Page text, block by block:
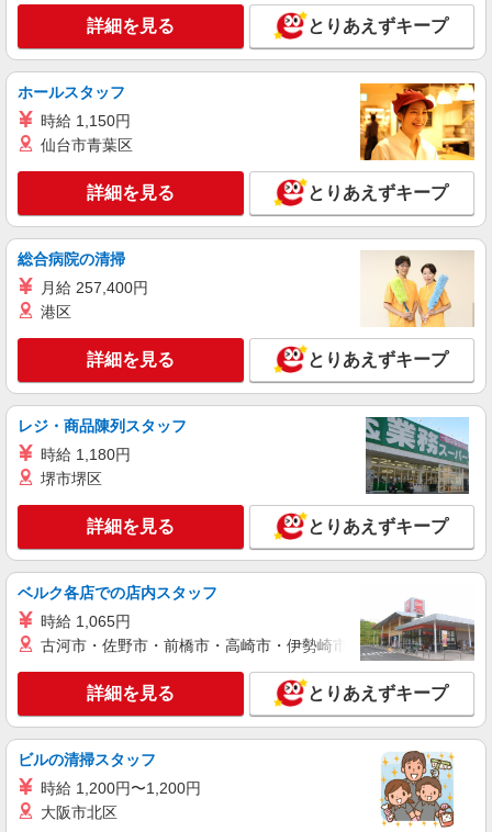
す。(2ヵ月間) ※能力・経験等を十分に考慮の上、
弊社規定により決定いたします。 ※昇給 年1回・
報奨金（店舗の実績により3ヵ月に1回）決算賞与
（会社の業績により1年に1回）あります。
三井アウトレットパーク 滋賀竜王 1F
キープ 詳細を見る
AS KNOW AS OUTLET
正社員：月給240,000円〜 ★アウトレット勤務
手当：一律10,000円含む！ ※交通費別途支給（1
月上限30,000円） ※年齢やキャリアにより考慮い
たします。 ※土日祝日出勤手当1日に付き1000円
（正社員のみ） ※入社後3ヶ月間の試用期間中：
平日時給1,200円／土日祝時給1,400円
滋賀県蒲生郡竜王町大字薬師字砂山1178-694
三井アウトレットパーク 滋賀竜王 2F
キープ 詳細を見る
BANANA REPUBLIC FACTORY STORE
販売スタッフ
アルバイト・パート：時給1,080円〜 ※経験・
滋賀県蒲生郡竜王町大字薬師字砂山1178-694
三井アウトレットパーク 滋賀竜王 3F
キープ 詳細を見る
アルバイト パート
MEN’S BIGI FACTORY OUTLETS
販売スタッフ
アルバイト・パート：時給1,200円以上 ※経
験・能力により優遇します。 ※試用期間（30日
間）：時給1,150円
滋賀県蒲生郡竜王町大字薬師字砂山1178-694
三井アウトレットパーク 滋賀竜王 3F
キープ 詳細を見る
詳細を見る とりあえずキープ
ホールスタッフ
時給 1,150円
仙台市青葉区
詳細を見る とりあえずキープ
総合病院の清掃
月給 257,400円
港区
詳細を見る とりあえずキープ
レジ・商品陳列スタッフ
時給 1,180円
堺市堺区
詳細を見る とりあえずキープ
ベルク各店での店内スタッフ
時給 1,065円
古河市・佐野市・前橋市・高崎市・伊勢崎市・太田市・館林市
詳細を見る とりあえずキープ
ビルの清掃スタッフ
時給 1,200円〜1,200円
大阪市北区